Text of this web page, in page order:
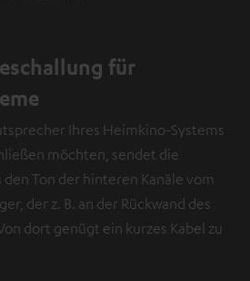
für
Ihres Heimkino-Systems
möchten, sendet die
Ton der hinteren Kanäle vom
der z. B. an der Rückwand des
dort genügt ein kurzes Kabel zu